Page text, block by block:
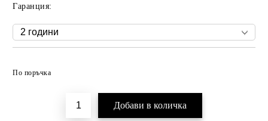
Гаранция:
По поръчка